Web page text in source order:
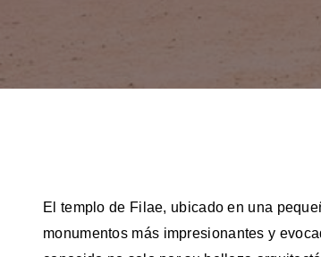
El templo de Filae, ubicado en una
monumentos más impresionantes y